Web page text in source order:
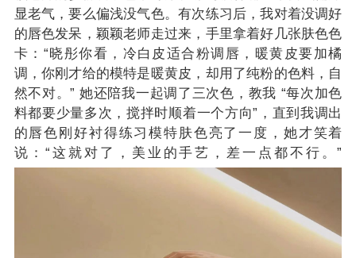
显老气，要么偏浅没气色。有次练习后，我对着没调好
的唇色发呆，颖颖老师走过来，手里拿着好几张肤色色
卡：“晓彤你看，冷白皮适合粉调唇，暖黄皮要加橘
调，你刚才给的模特是暖黄皮，却用了纯粉的色料，自
然不对。” 她还陪我一起调了三次色，教我 “每次加色
料都要少量多次，搅拌时顺着一个方向”，直到我调出
的唇色刚好衬得练习模特肤色亮了一度，她才笑着
说：“这就对了，美业的手艺，差一点都不行。”